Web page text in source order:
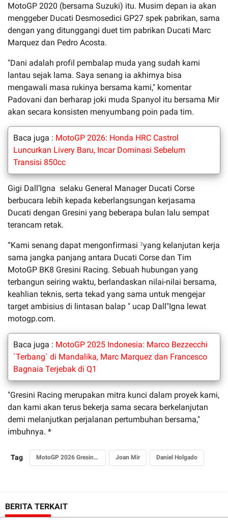
MotoGP 2020 (bersama Suzuki) itu. Musim depan ia akan
menggeber Ducati Desmosedici GP27 spek pabrikan, sama
dengan yang ditunggangi duet tim pabrikan Ducati Marc
Marquez dan Pedro Acosta.
"Dani adalah profil pembalap muda yang sudah kami
lantau sejak lama. Saya senang ia akhirnya bisa
mengawali masa rukinya bersama kami," komentar
Padovani dan berharap joki muda Spanyol itu bersama Mir
akan secara konsisten menyumbang poin pada tim.
Baca juga : MotoGP 2026: Honda HRC Castrol
Luncurkan Livery Baru, Incar Dominasi Sebelum
Transisi 850cc
Gigi Dall’Igna selaku General Manager Ducati Corse
berbucara lebih kepada keberlangsungan kerjasama
Ducati dengan Gresini yang beberapa bulan lalu sempat
terancam retak.
“Kami senang dapat mengonfirmasi ⁷yang kelanjutan kerja
sama jangka panjang antara Ducati Corse dan Tim
MotoGP BK8 Gresini Racing. Sebuah hubungan yang
terbangun seiring waktu, berlandaskan nilai-nilai bersama,
keahlian teknis, serta tekad yang sama untuk mengejar
target ambisius di lintasan balap " ucap Dall"Igna lewat
motogp.com.
Baca juga : MotoGP 2025 Indonesia: Marco Bezzecchi
`Terbang` di Mandalika, Marc Marquez dan Francesco
Bagnaia Terjebak di Q1
"Gresini Racing merupakan mitra kunci dalam proyek kami,
dan kami akan terus bekerja sama secara berkelanjutan
demi melanjutkan perjalanan pertumbuhan bersama,"
imbuhnya. *
Tag MotoGP 2026 Gresini Ducati Joan Mir Daniel Holgado
BERITA TERKAIT